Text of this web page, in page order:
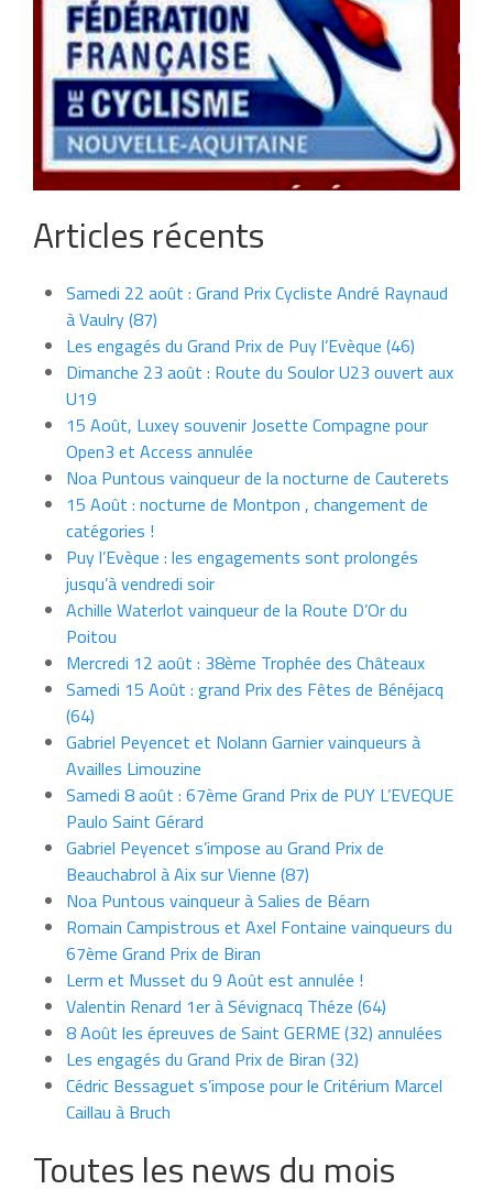
Articles récents
Samedi 22 août : Grand Prix Cycliste André Raynaud
à Vaulry (87)
Les engagés du Grand Prix de Puy l’Evèque (46)
Dimanche 23 août : Route du Soulor U23 ouvert aux
U19
15 Août, Luxey souvenir Josette Compagne pour
Open3 et Access annulée
Noa Puntous vainqueur de la nocturne de Cauterets
15 Août : nocturne de Montpon , changement de
catégories !
Puy l’Evèque : les engagements sont prolongés
jusqu’à vendredi soir
Achille Waterlot vainqueur de la Route D’Or du
Poitou
Mercredi 12 août : 38ème Trophée des Châteaux
Samedi 15 Août : grand Prix des Fêtes de Bénéjacq
(64)
Gabriel Peyencet et Nolann Garnier vainqueurs à
Availles Limouzine
Samedi 8 août : 67ème Grand Prix de PUY L’EVEQUE
Paulo Saint Gérard
Gabriel Peyencet s’impose au Grand Prix de
Beauchabrol à Aix sur Vienne (87)
Noa Puntous vainqueur à Salies de Béarn
Romain Campistrous et Axel Fontaine vainqueurs du
67ème Grand Prix de Biran
Lerm et Musset du 9 Août est annulée !
Valentin Renard 1er à Sévignacq Théze (64)
8 Août les épreuves de Saint GERME (32) annulées
Les engagés du Grand Prix de Biran (32)
Cédric Bessaguet s’impose pour le Critérium Marcel
Caillau à Bruch
Toutes les news du mois